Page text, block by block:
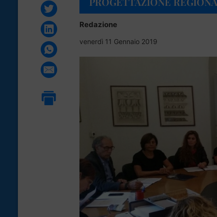
Redazione
venerdì 11 Gennaio 2019